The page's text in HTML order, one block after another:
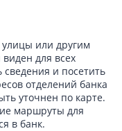
или другим
для всех
и посетить
отделений банка
уточнен по карте.
маршруты для
в банк.